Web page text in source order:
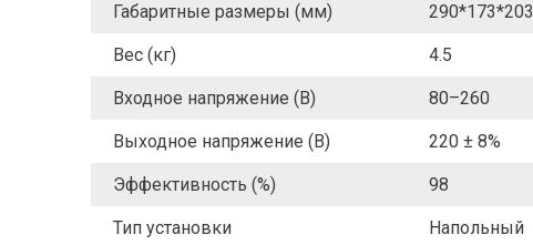
Габаритные размеры (мм) 290*173*203
Вес (кг) 4.5
Входное напряжение (В) 80–260
Выходное напряжение (В) 220 ± 8%
Эффективность (%) 98
Тип установки Напольный